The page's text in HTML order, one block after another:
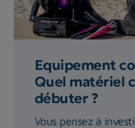
Equipement
Quel matériel
débuter ?
Vous pensez à